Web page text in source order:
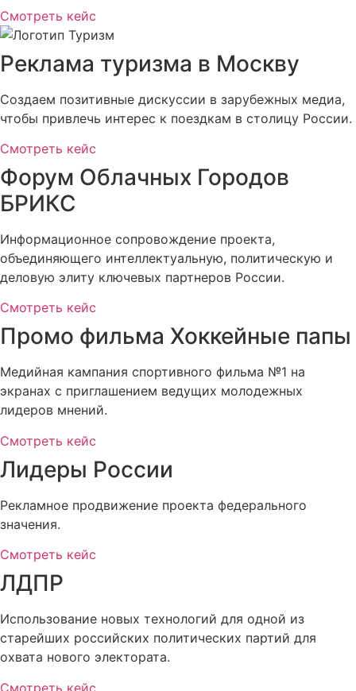
Смотреть кейс
Реклама туризма в Москву
Создаем позитивные дискуссии в зарубежных медиа,
чтобы привлечь интерес к поездкам в столицу России.
Смотреть кейс
Форум Облачных Городов
БРИКС
Информационное сопровождение проекта,
объединяющего интеллектуальную, политическую и
деловую элиту ключевых партнеров России.
Смотреть кейс
Промо фильма Хоккейные папы
Медийная кампания спортивного фильма №1 на
экранах с приглашением ведущих молодежных
лидеров мнений.
Смотреть кейс
Лидеры России
Рекламное продвижение проекта федерального
значения.
Смотреть кейс
ЛДПР
Использование новых технологий для одной из
старейших российских политических партий для
охвата нового электората.
Смотреть кейс